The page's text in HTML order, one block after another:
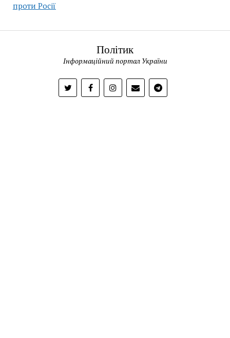
проти Росії
Політик
Інформаційний портал України